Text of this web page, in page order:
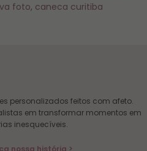
foto, caneca curitiba
personalizados feitos com afeto.
em transformar momentos em
inesquecíveis.
nossa história >